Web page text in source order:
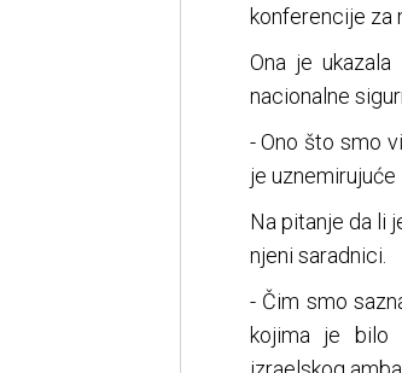
konferencije za
Ona je
nacionalne
- Ono što smo
je uznemirujuće
Na pitanje da li
njeni saradnici.
- Čim smo
kojima je bilo